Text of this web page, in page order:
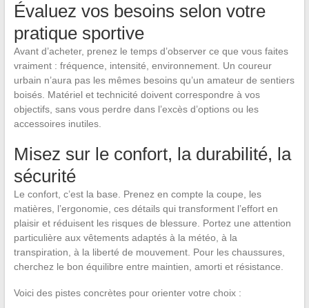
Évaluez vos besoins selon votre
pratique sportive
Avant d’acheter, prenez le temps d’observer ce que vous faites
vraiment : fréquence, intensité, environnement. Un coureur
urbain n’aura pas les mêmes besoins qu’un amateur de sentiers
boisés. Matériel et technicité doivent correspondre à vos
objectifs, sans vous perdre dans l’excès d’options ou les
accessoires inutiles.
Misez sur le confort, la durabilité, la
sécurité
Le confort, c’est la base. Prenez en compte la coupe, les
matières, l’ergonomie, ces détails qui transforment l’effort en
plaisir et réduisent les risques de blessure. Portez une attention
particulière aux vêtements adaptés à la météo, à la
transpiration, à la liberté de mouvement. Pour les chaussures,
cherchez le bon équilibre entre maintien, amorti et résistance.
Voici des pistes concrètes pour orienter votre choix :